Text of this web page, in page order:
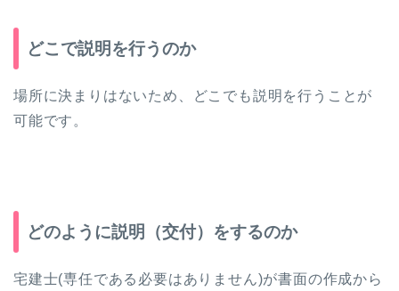
どこで説明を行うのか
場所に決まりはないため、どこでも説明を行うことが
可能です。
どのように説明（交付）をするのか
宅建士(専任である必要はありません)が書面の作成から